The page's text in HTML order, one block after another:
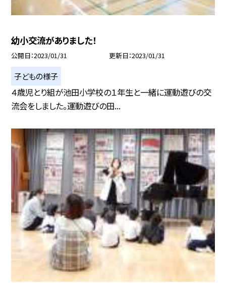
幼小交流がありました！
公開日 2023/01/31 更新日 2023/01/31
子どもの様子
４歳児とり組が池田小学校の１年生と一緒に運動遊びの交
流会をしました。運動遊びの田...